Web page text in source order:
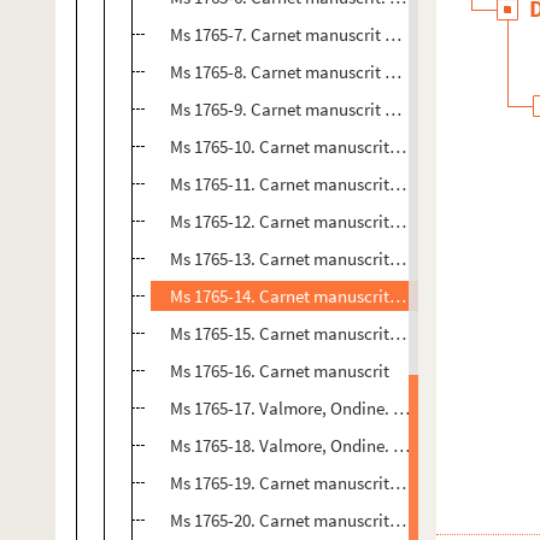
Ms 1765-7. Carnet manuscrit d'Edouard Saudeur.
Ms 1765-8. Carnet manuscrit d'Ondine Valmore.
Ms 1765-9. Carnet manuscrit d'Ondine Valmore.
Ms 1765-10. Carnet manuscrit. Carnet de
Ms 1765-11. Carnet manuscrite d'Ondine
Ms 1765-12. Carnet manuscrit. Notes de lecture.
Ms 1765-13. Carnet manuscrit. Notes diverses,
Ms 1765-14. Carnet manuscrit. Pièce et poème
Ms 1765-15. Carnet manuscrit. Notes et
Ms 1765-16. Carnet manuscrit
Ms 1765-17. Valmore, Ondine. Carnet manuscrit.
Ms 1765-18. Valmore, Ondine. Carnet manuscrit.
Ms 1765-19. Carnet manuscrit. Titré Inspections
Ms 1765-20. Carnet manuscrit. Recueil de poèmes